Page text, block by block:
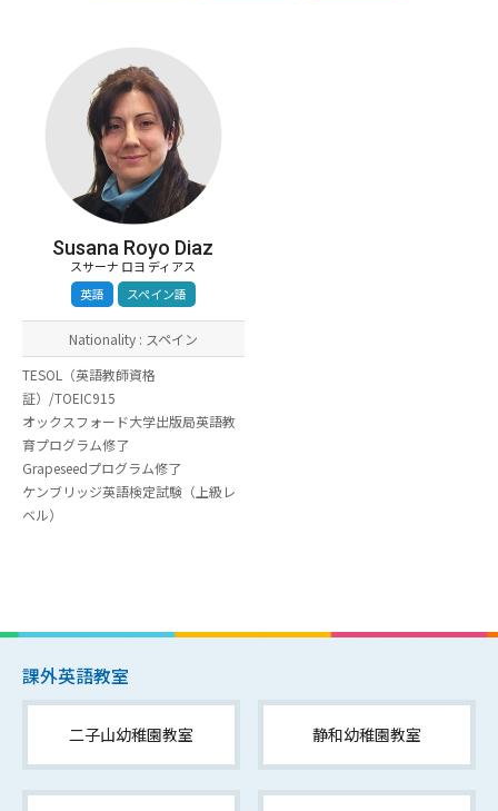
Susana Royo Diaz
スサーナ ロヨ ディアス
英語
スペイン語
Nationality : スペイン
TESOL（英語教師資格
証）/TOEIC915
オックスフォード大学出版局英語教
育プログラム修了
Grapeseedプログラム修了
ケンブリッジ英語検定試験（上級レ
ベル）
課外英語教室
二子山幼稚園教室 静和幼稚園教室